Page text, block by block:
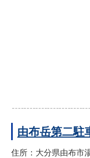
由布岳第二駐
住所：大分県由布市